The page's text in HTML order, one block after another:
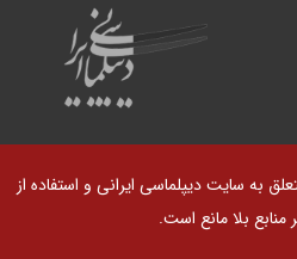
به سایت دیپلماسی ایرانی و استفاده از
منابع بلا مانع است.